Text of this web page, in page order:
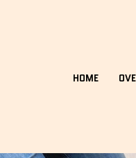
HOME